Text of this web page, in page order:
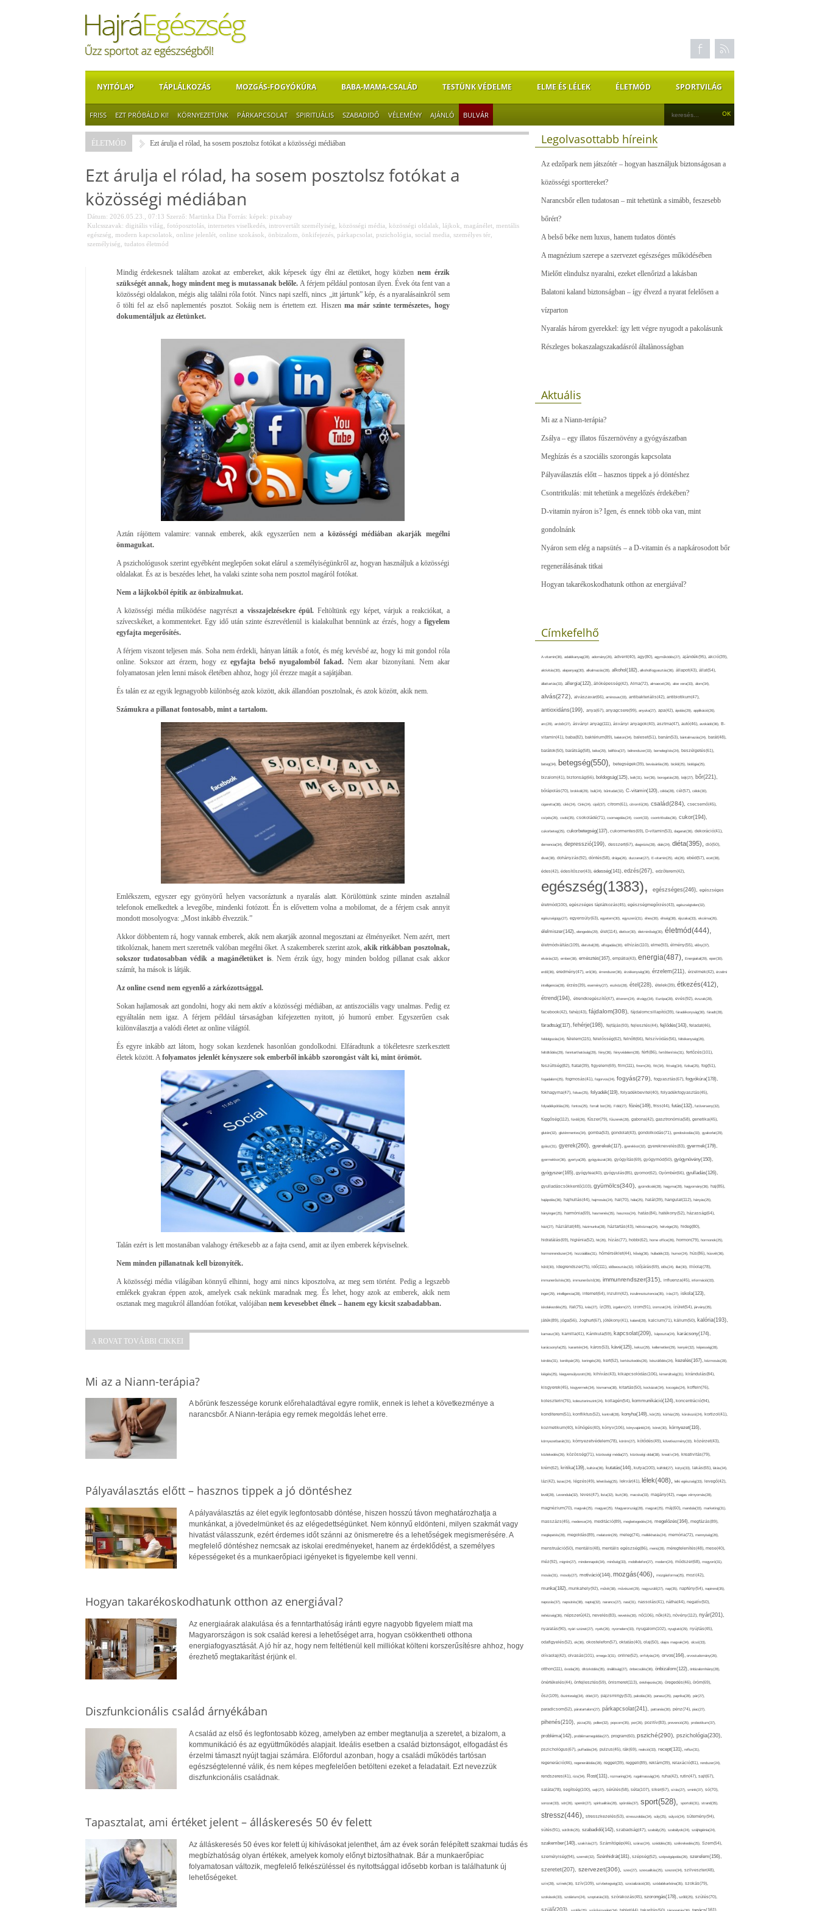
NYITÓLAP TÁPLÁLKOZÁS MOZGÁS-FOGYÓKÚRA BABA-MAMA-CSALÁD TESTÜNK VÉDELME ELME ÉS LÉLEK ÉLETMÓD SPORTVILÁG
FRISS EZT PRÓBÁLD KI! KÖRNYEZETÜNK PÁRKAPCSOLAT SPIRITUÁLIS SZABADIDŐ VÉLEMÉNY AJÁNLÓ BULVÁR
ÉLETMÓD Ezt árulja el rólad, ha sosem posztolsz fotókat a közösségi médiában
Ezt árulja el rólad, ha sosem posztolsz fotókat a
közösségi médiában
Dátum: 2026.05.23., 07:13 Szerző: Martinka Dia Forrás: képek: pixabay
Kulcsszavak: digitális világ fotóposztolás, internetes viselkedés, introvertált személyiség közösségi média közösségi oldalak lájkok magánélet, mentális
egészség
modern kapcsolatok online jelenlét, online szokások önbizalom önkifejezés, párkapcsolat, pszichológia social media személyes tér,
személyiség tudatos életmód
Mindig érdekesnek találtam azokat az embereket, akik képesek úgy élni az életüket, hogy közben nem érzik
szükségét annak, hogy mindent meg is mutassanak belőle. A férjem például pontosan ilyen. Évek óta fent van a
közösségi oldalakon, mégis alig találni róla fotót. Nincs napi szelfi, nincs „itt jártunk” kép, és a nyaralásainkról sem
ő tölti fel az első naplementés posztot. Sokáig nem is értettem ezt. Hiszen ma már szinte természetes, hogy
dokumentáljuk az életünket.
Aztán rájöttem valamire: vannak emberek, akik egyszerűen nema közösségi médiában akarják megélni
önmagukat.
A pszichológusok szerint egyébként meglepően sokat elárul a személyiségünkről az, hogyan használjuk a közösségi
oldalakat. És az is beszédes lehet, ha valaki szinte soha nem posztol magáról fotókat.
Nem a lájkokból építik az önbizalmukat.
A közösségi média működése nagyrészta visszajelzésekre épül. Feltöltünk egy képet, várjuk a reakciókat, a
szívecskéket, a kommenteket. Egy idő után szinte észrevétlenül is kialakulhat bennünk az érzés, hogy a figyelem
egyfajta megerősítés.
A férjem viszont teljesen más. Soha nem érdekli, hányan látták a fotót, és még kevésbé az, hogy ki mit gondol róla
online. Sokszor azt érzem, hogy ezegyfajta belső nyugalomból fakad. Nem akar bizonyítani. Nem akar
folyamatosan jelen lenni mások életében ahhoz, hogy jól érezze magát a sajátjában.
És talán ez az egyik legnagyobb különbség azok között, akik állandóan posztolnak, és azok között, akik nem.
Számukra a pillanat fontosabb, mint a tartalom.
Emlékszem, egyszer egy gyönyörű helyen vacsoráztunk a nyaralás alatt. Körülöttünk szinte minden asztalnál
telefonok emelkedtek a levegőbe, mindenki fotózott. Én is elővettem volna a mobilomat, de a férjem csak annyit
mondott mosolyogva: „Most inkább élvezzük.”
Akkor döbbentem rá, hogy vannak emberek, akik nem akarják azonnal megosztani az élményeiket. Nem azért, mert
titkolóznak, hanem mert szeretnék valóban megélni őket. A szakemberek szerint azok,akik ritkábban posztolnak,
sokszor tudatosabban védik a magánéletüket is. Nem érzik úgy, hogy minden boldog pillanat csak akkor
számít, ha mások is látják.
Az online csend nem egyenlő a zárkózottsággal.
Sokan hajlamosak azt gondolni, hogy aki nem aktív a közösségi médiában, az antiszociális vagy unalmas. Pedig ez
egyáltalán nem igaz. A férjem például társaságban kifejezetten nyitott, jó humorú ember. Egyszerűen csak
különválasztja a valódi életet az online világtól.
És egyre inkább azt látom, hogy sokan kezdenek hasonlóan gondolkodni. Elfáradtunk a tökéletesre szerkesztett
életek között. A folyamatos jelenlét kényszere sok emberből inkább szorongást vált ki, mint örömöt.
Talán ezért is lett mostanában valahogy értékesebb az a fajta csend, amit az ilyen emberek képviselnek.
Nem minden pillanatnak kell bizonyíték.
A közösségi média világában könnyű elhinni, hogy ami nincs kiposztolva, az meg sem történt. Pedig a legszebb
emlékek gyakran éppen azok, amelyek csak nekünk maradnak meg. És lehet, hogy azok az emberek, akik nem
osztanak meg magukról állandóan fotókat, valójában nem kevesebbet élnek – hanem egy kicsit szabadabban.
A ROVAT TOVÁBBI CIKKEI
Mi az a Niann-terápia?
A bőrünk feszessége korunk előrehaladtával egyre romlik, ennek is lehet a következménye a
narancsbőr. A Niann-terápia egy remek megoldás lehet erre.
Pályaválasztás előtt – hasznos tippek a jó döntéshez
A pályaválasztás az élet egyik legfontosabb döntése, hiszen hosszú távon meghatározhatja a
munkánkat, a jövedelmünket és az elégedettségünket. Nem könnyű eldönteni, milyen szakmát vagy
hivatást válasszunk, ezért érdemes időt szánni az önismeretre és a lehetőségek megismerésére. A
megfelelő döntéshez nemcsak az iskolai eredményeket, hanem az érdeklődést, a személyes
képességeket és a munkaerőpiaci igényeket is figyelembe kell venni.
Hogyan takarékoskodhatunk otthon az energiával?
Az energiaárak alakulása és a fenntarthatóság iránti egyre nagyobb figyelem miatt ma
Magyarországon is sok család keresi a lehetőséget arra, hogyan csökkentheti otthona
energiafogyasztását. A jó hír az, hogy nem feltétlenül kell milliókat költeni korszerűsítésre ahhoz, hogy
érezhető megtakarítást érjünk el.
Diszfunkcionális család árnyékában
A család az első és legfontosabb közeg, amelyben az ember megtanulja a szeretet, a bizalom, a
kommunikáció és az együttműködés alapjait. Ideális esetben a család biztonságot, elfogadást és
érzelmi támaszt nyújt tagjai számára. Előfordul azonban, hogy a családi működés tartósan
egészségtelenné válik, és nem képes megfelelően betölteni ezeket a feladatait. Ezt nevezzük
diszfunkcionális családnak.
Tapasztalat, ami értéket jelent – álláskeresés 50 év felett
Az álláskeresés 50 éves kor felett új kihívásokat jelenthet, ám az évek során felépített szakmai tudás és
megbízhatóság olyan értékek, amelyek komoly előnyt biztosíthatnak. Bár a munkaerőpiac
folyamatosan változik, megfelelő felkészüléssel és nyitottsággal idősebb korban is találhatunk új
lehetőségeket.
Legolvasottabb híreink
Az edzőpark nem játszótér – hogyan használjuk biztonságosan a
közösségi sporttereket?
Narancsbőr ellen tudatosan – mit tehetünk a simább, feszesebb
bőrért?
A belső béke nem luxus, hanem tudatos döntés
A magnézium szerepe a szervezet egészséges működésében
Mielőtt elindulsz nyaralni, ezeket ellenőrizd a lakásban
Balatoni kaland biztonságban – így élvezd a nyarat felelősen a
vízparton
Nyaralás három gyerekkel: így lett végre nyugodt a pakolásunk
Részleges bokaszalagszakadásról általànosságban
Aktuális
Mi az a Niann-terápia?
Zsálya – egy illatos fűszernövény a gyógyászatban
Meghízás és a szociális szorongás kapcsolata
Pályaválasztás előtt – hasznos tippek a jó döntéshez
Csontritkulás: mit tehetünk a megelőzés érdekében?
D-vitamin nyáron is? Igen, és ennek több oka van, mint
gondolnánk
Nyáron sem elég a napsütés – a D-vitamin és a napkárosodott bőr
regenerálásának titkai
Hogyan takarékoskodhatunk otthon az energiával?
Címkefelhő
A-vitamin(36), adalékanyag(28), adomány(26), advent(40), agy(80), agyműködés(27), ajándék(95), akció(39),
aktivitás(30), alapanyag(30), alkalmazás(28), alkohol(182), alkoholfogyasztás(36), állapot(43), állat(54),
állattartás(33), allergia(122), állóképesség(42), Alma(72), almaecet(26), aloe vera(33), álom(34),
alvás(272), alvászavar(66), aminosav(33), antibakteriális(42), antibiotikum(47),
antioxidáns(199), anya(67), anyagcsere(99), anyuka(27), apa(42), ápolás(29), applikáció(26),
arc(29), arcbőr(27), ásványi anyag(111), ásványi anyagok(40), asztma(47), autó(46), avokádó(36), B-
vitamin(41), baba(82), baktérium(89), balaton(34), baleset(51), banán(53), bántalmazás(24), barát(48),
barátok(50), barátság(58), béke(29), bélflóra(37), bélrendszer(33), bemelegítés(24), beszélgetés(61),
beteg(34), betegség(550), betegségek(39), bevásárlás(28), bicikli(25), biológia(25),
bizalom(41), biztonság(66), boldogság(125), bolt(31), bor(36), borogatás(28), böjt(27), bőr(221),
bőrápolás(70), brokkoli(29), buli(24), bűntudat(32), C-vitamin(120), cékla(28), cél(57), célok(30),
cigaretta(38), cikk(24), Cink(24), cipő(37), citrom(61), citromfű(26), család(284), csecsemő(45),
csípés(26), csoki(35), csokoládé(71), csomagolás(24), csont(33), csontritkulás(36), cukor(194),
cukorbeteg(25), cukorbetegség(137), cukormentes(69), D-vitamin(53), daganat(36), dekoráció(41),
demencia(34), depresszió(199), desszert(67), diagnózis(28), diák(24), diéta(395), dió(50),
divat(38), dohányzás(92), döntés(58), drága(26), duzzanat(27), E-vitamin(25), eb(26), ebéd(57), ecet(38),
édes(42), édesítőszer(43), édesség(141), edzés(267), edzőterem(42),
egészség(1383), egészséges(246), egészséges
életmód(100), egészséges táplálkozás(45), egészségmegőrzés(43), egészségtelen(32),
egészségügy(27), egyensúly(63), egyetem(30), egyszerű(31), éhes(30), éhség(38), éjszaka(33), ekcéma(26),
élelmiszer(142), elengedés(29), élet(114), életkor(30), életminőség(30), életmód(444),
életmódváltás(109), életvitel(28), elfogadás(30), elhízás(110), elme(93), élmény(55), előny(37),
elvárás(32), ember(38), emésztés(167), empátia(43), energia(487), Energiaital(29), eper(30),
erdő(36), eredmény(47), erő(36), érrendszer(36), érzékenység(36), érzelem(211), érzelmek(42), érzelmi
intelligencia(28), érzés(39), esemény(27), eszköz(28), étel(228), ételek(39), étkezés(412),
étrend(194), étrendkiegészítő(47), étterem(24), étvágy(34), Európa(28), evés(92), évszak(28),
facebook(42), fahéj(43), fájdalom(308), fájdalomcsillapító(39), fáradékonyság(30), fáradt(28),
fáradtság(117), fehérje(198), fejfájás(93), fejlesztés(44), fejlődés(143), feladat(46),
feldolgozás(24), félelem(115), felelősség(62), felnőtt(66), felszívódás(56), féltékenység(26),
feltöltődés(29), fenntarthatóság(29), fény(36), fényvédelem(28), férfi(86), fertőtlenítés(31), fertőzés(101),
feszültség(82), fiatal(39), figyelem(69), film(111), finom(26), fitt(34), fittség(34), fizikai(25), fog(51),
fogadalom(25), fogmosás(41), fogorvos(24), fogyás(279), fogyasztás(67), fogyókúra(178),
fokhagyma(47), folsav(25), folyadék(119), folyadékbevitel(40), folyadékfogyasztás(45),
folyadékpótlás(29), fontos(25), forralt bor(26), Föld(27), főzés(149), friss(44), futás(132), futóverseny(32),
függőség(112), fürdő(26), fűszer(79), fűszerek(28), gabona(42), gasztronómia(58), genetika(45),
glutén(32), gluténmentes(34), gomba(53), gondolat(43), gondolkodás(71), gondoskodás(33), gyakorlat(29),
gyász(31), gyerek(260), gyerekek(117), gyerekkor(32), gyereknevelés(83), gyermek(179),
gyermekkor(36), gyertya(28), gyógyászat(36), gyógyítás(69), gyógymód(50), gyógynövény(150),
gyógyszer(165), gyógytea(40), gyógyulás(85), gyomor(62), Gyömbér(66), gyulladás(126),
gyulladáscsökkentő(103), gyümölcs(340), gyümölcslé(28), hagyma(28), hagyomány(36), haj(85),
hajápolás(36), hajhullás(44), hajmosás(24), hal(70), hála(25), halál(39), hangulat(112), hányás(25),
hányinger(25), harmónia(69), hasmenés(35), hasznos(24), hatás(84), hatékony(52), házasság(64),
házi(27), háziállat(48), házimunka(28), háztartás(43), hétköznap(24), hétvége(25), hideg(80),
hidratálás(69), higiénia(52), hit(26), hízás(77), hobbi(62), home office(26), hormon(79), hormonok(25),
hormonrendszer(24), hozzáállás(31), hőmérséklet(44), hőség(36), hulladék(33), humor(24), hús(86), húsvét(36),
hűtő(30), idegrendszer(75), idő(111), időbeosztás(32), időjárás(69), idős(24), illat(30), illóolaj(78),
immunerősítés(30), immunerősítő(36), immunrendszer(315), influenza(45), információ(33),
inger(29), intelligencia(28), internet(64), inzulin(42), inzulinrezisztencia(35), írás(27), iskola(123),
iskolakezdés(25), ital(75), ivás(27), íz(39), izgalom(27), izom(91), izomzat(24), ízület(54), járvány(35),
játék(89), jóga(56), Joghurt(67), jótékony(41), kaland(28), kalcium(71), kálium(50), kalória(193),
kamasz(30), kamilla(41), Kánikula(59), kapcsolat(209), káposzta(24), karácsony(174),
karácsonyfa(25), karantén(34), káros(53), kávé(125), keksz(29), kellemetlen(29), kenyér(32), képesség(28),
kérdés(31), kerékpár(25), keringés(26), kert(52), kertészkedés(26), készülődés(24), kezelés(167), kézmosás(28),
kiégés(25), kiegyensúlyozott(26), kihívás(43), kikapcsolódás(106), kimerültség(31), kirándulás(84),
kisgyerek(45), kisgyermek(34), kismama(38), kitartás(50), kockázat(34), kocogás(24), koffein(76),
koleszterin(76), koleszterinszint(24), kollagén(54), kommunikáció(124), koncentráció(94),
konditerem(51), konfliktus(52), kontroll(28), konyha(149), kór(25), kórház(29), kórokozó(24), kortizol(41),
kozmetikum(40), köhögés(40), könyv(106), könyvajánló(24), köret(30), környezet(116),
környezetbarát(31), környezetvédelem(78), köröm(27), kötődés(49), következmény(33), közérzet(43),
közlekedés(26), közösség(71), közösségi média(27), közösségi oldal(38), kreatív(34), kreativitás(79),
krém(62), kritika(139), kultúra(36), kutatás(144), kutya(100), külföld(27), kütyü(33), lakás(65), látás(34),
láz(42), lazac(24), légzés(49), lehetőség(25), lekvár(41), lélek(408), lelki egészség(33), levegő(42),
levél(28), Levendula(32), leves(47), lista(32), liszt(36), macska(33), magány(42), magas vérnyomás(28),
magnézium(70), magvak(25), magyar(25), Magyarország(28), magzat(25), máj(60), mandula(33), marketing(31),
masszázs(45), medence(24), meditáció(89), megbetegedés(24), megelőzés(164), megfázás(89),
meglepetés(28), megoldás(89), melatonin(29), meleg(74), mellékhatás(24), memória(72), mennyiség(26),
menstruáció(50), mentális(48), mentális egészség(86), menü(28), méregtelenítés(48), mese(40),
méz(92), migrén(27), mindennapok(34), minőség(33), mobiltelefon(27), modern(24), módszer(68), mogyoró(31),
mosás(31), mosoly(27), motiváció(144), mozgás(406), mozgásforma(25), mozi(42),
munka(182), munkahely(92), műtét(38), művészet(29), nagyszülő(27), nap(35), napfény(54), napirend(35),
napozás(37), napsütés(38), naptej(32), narancs(27), nasi(31), nassolás(41), nátha(44), negatív(50),
nehézség(36), népszerű(42), nevelés(83), nevetés(30), nő(106), nők(42), növény(112), nyár(201),
nyaralás(90), nyári szünet(27), nyelv(26), nyomelem(33), nyugalom(102), nyugtató(29), nyújtás(45),
odafigyelés(52), ok(36), okostelefon(57), oktatás(40), olaj(50), olajos magvak(34), olcsó(33),
olívaolaj(42), olvasás(101), omega-3(31), online(52), orrfolyás(24), orvos(164), orvostudomány(26),
otthon(111), óvoda(26), öltözködés(35), önállóság(27), önbecsülés(36), önbizalom(122), önbizalomhiány(28),
önértékelés(44), önfejlesztés(59), önismeret(113), önkifejezés(26), öregedés(46), öröm(69),
ősz(109), őszinteség(34), ötlet(37), pajzsmirigy(53), pakolás(30), panasz(25), paprika(28), pár(27),
paradicsom(52), páratartalom(27), párkapcsolat(241), pattanás(30), pénz(74), piac(27),
pihenés(210), pizza(25), pollen(32), popcorn(35), por(26), pozitív(83), prevenció(25), probiotikum(37),
probléma(142), problémamegoldás(27), program(60), psziché(290), pszichológia(230),
pszichológus(67), puffadás(34), pulzus(45), rák(69), reakció(33), recept(131), reflux(31),
regeneráció(46), regenerálódás(28), reggel(39), reggeli(89), reklám(39), relaxáció(81), rendszer(24),
rendszeres(41), rizs(34), Rost(131), rozmaring(24), rugalmasság(24), ruha(42), rutin(47), sajt(67),
saláta(78), segítség(100), sejt(27), sérülés(58), séta(107), siker(67), sírás(27), smink(37), só(70),
sorozat(33), sör(26), spenót(27), spiritualitás(28), spórolás(37), sport(528), sportoló(31), strand(35),
stressz(446), stresszkezelés(53), stresszoldás(34), súly(25), súlyzó(24), sütemény(94),
sütés(91), sütőtök(25), szabadidő(142), szabadság(47), szabály(25), szabályok(24), szájhigiénia(24),
szakember(140), szakítás(27), Számítógép(46), száraz(24), szédülés(35), székrekedés(25), Szem(54),
személyiség(94), szemét(32), Szénhidrát(181), szépség(52), szépségápolás(26), szerelem(156),
szeretet(207), szervezet(306), szex(27), szexualitás(25), szezon(34), szilveszter(48),
szín(28), színek(36), szív(109), szívbetegség(32), szocializáció(30), szódabikarbóna(35), szokás(79),
szokások(33), szolárium(24), szoptatás(33), szórakozás(45), szorongás(178), szőlő(25), szülés(70),